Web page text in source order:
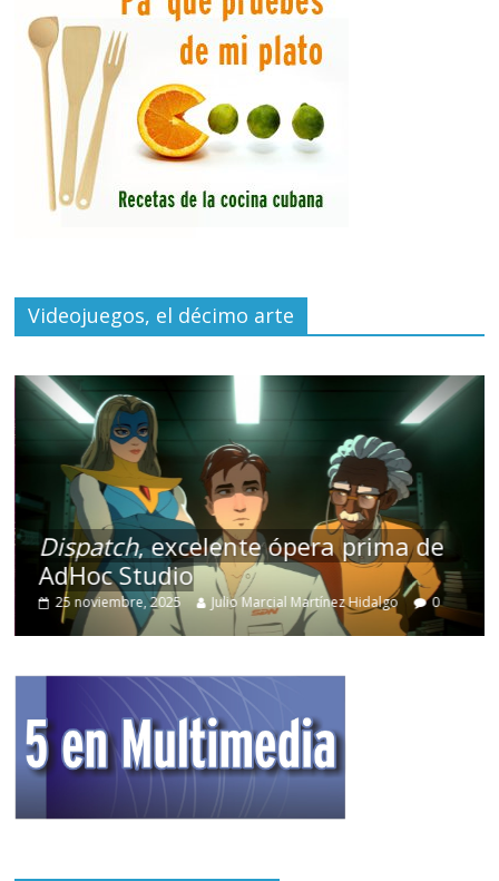
Videojuegos, el décimo arte
Dispatch, excelente ópera prima de
AdHoc Studio
25 noviembre, 2025 Julio Marcial Martínez Hidalgo 0